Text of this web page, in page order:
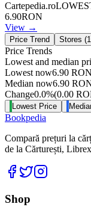
Cartepedia.ro
6.90RON
View →
Price Trend Stores (1
Price Trends
Lowest and median
Lowest now6.90 RON
Median now6.90
Change0.0%(0.00
Lowest Price
Bookpedia
Compară prețuri la
de la Cărturești,
Facebook
Twitter
Shop